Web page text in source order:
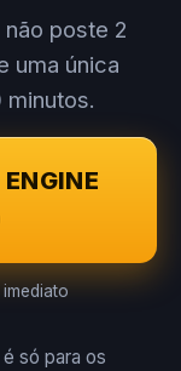
poste 2
uma única
imediato
só para os